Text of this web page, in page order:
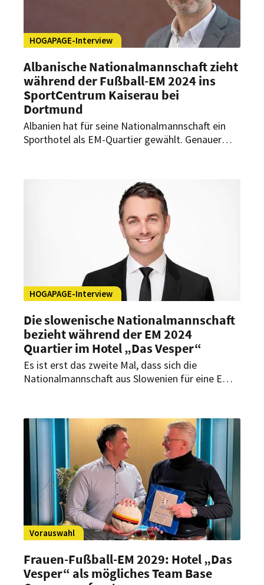
HOGAPAGE-Interview
Albanische Nationalmannschaft zieht
während der Fußball-EM 2024 ins
SportCentrum Kaiserau bei
Dortmund
Albanien hat für seine Nationalmannschaft ein
Sporthotel als EM-Quartier gewählt. Genauer
wohnen. In einem weiteren Teil der exklusiven
HOGAPAGE-Interviewreihe zur Fußball-EM 2024
gibt Leiter Benjamin Schwartz Einblicke in die
Vorbereitungen des SportCentrum Kaiserau und
HOGAPAGE-Interview
Die slowenische Nationalmannschaft
bezieht während der EM 2024
Quartier im Hotel „Das Vesper“
Es ist erst das zweite Mal, dass sich die
Nationalmannschaft aus Slowenien für eine EM
„Das Vesper“ in Wuppertal aufschlagen. Wie die
Fußballspieler dort wohnen werden, verrät
Verkaufs- & Marketingdirektor Ralf Kesselring
im Rahmen der exklusiven EM-Interviewreihe von
HOGAPAGE.
Vorauswahl
Frauen-Fußball-EM 2029: Hotel „Das
Vesper“ als mögliches Team Base